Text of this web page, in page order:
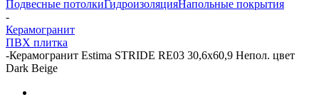
Подвесные потолкиГидроизоляцияНапольные покрытия
-
Керамогранит
ПВХ плитка
-Керамогранит Estima STRIDE RE03 30,6x60,9 Непол. цвет
Dark Beige